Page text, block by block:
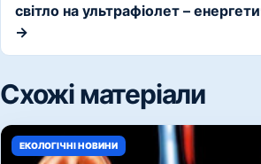
світло на ультрафіолет –
→
Схожі матеріали
ЕКОЛОГІЧНІ НОВИНИ